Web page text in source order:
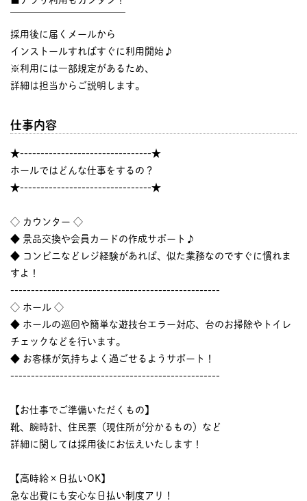
採用後に届くメールから
インストールすればすぐに利用開始♪
※利用には一部規定があるため、
詳細は担当からご説明します。
仕事内容
★--------------------------------★
ホールではどんな仕事をするの？
★--------------------------------★
◇ カウンター ◇
◆ 景品交換や会員カードの作成サポート♪
◆ コンビニなどレジ経験があれば、似た業務なのですぐに慣れま
すよ！
---------------------------------------------------
◇ ホール ◇
◆ ホールの巡回や簡単な遊技台エラー対応、台のお掃除やトイレ
チェックなどを行います。
◆ お客様が気持ちよく過ごせるようサポート！
---------------------------------------------------
【お仕事でご準備いただくもの】
靴、腕時計、住民票（現住所が分かるもの）など
詳細に関しては採用後にお伝えいたします！
【高時給×日払いOK】
急な出費にも安心な日払い制度アリ！